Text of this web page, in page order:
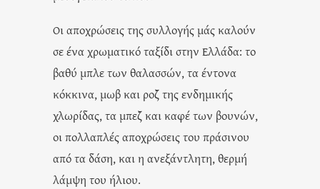
Οι αποχρώσεις της συλλογής μάς καλούν
σε ένα χρωματικό ταξίδι στην Ελλάδα: το
βαθύ μπλε των θαλασσών, τα έντονα
κόκκινα, μωβ και ροζ της ενδημικής
χλωρίδας, τα μπεζ και καφέ των βουνών,
οι πολλαπλές αποχρώσεις του πράσινου
από τα δάση, και η ανεξάντλητη, θερμή
λάμψη του ήλιου.